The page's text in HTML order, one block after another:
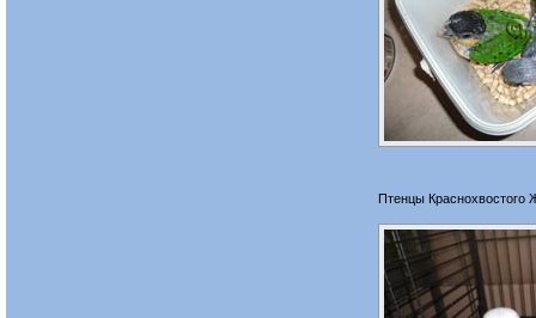
Птенцы Краснохвостого